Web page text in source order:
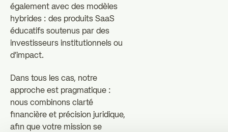
également avec des modèles
hybrides : des produits SaaS
éducatifs soutenus par des
investisseurs institutionnels ou
d'impact.
Dans tous les cas, notre
approche est pragmatique :
nous combinons clarté
financière et précision juridique,
afin que votre mission se